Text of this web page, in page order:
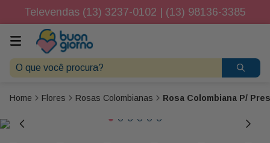
Televendas (13) 3237-0102 | (13) 98136-3385
O que você procura?
Flores Rosas Colombianas Rosa Colombiana P/